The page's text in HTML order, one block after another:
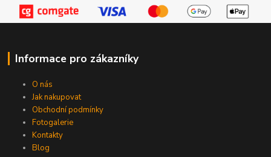
Informace pro zákazníky
O nás
Jak nakupovat
Obchodní podmínky
Fotogalerie
Kontakty
Blog